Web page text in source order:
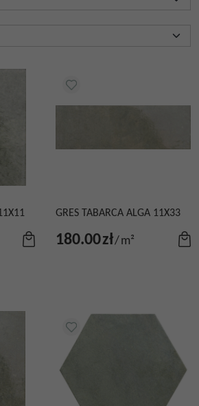
GRES TABARCA ALGA 11X33
180.00zł/m²